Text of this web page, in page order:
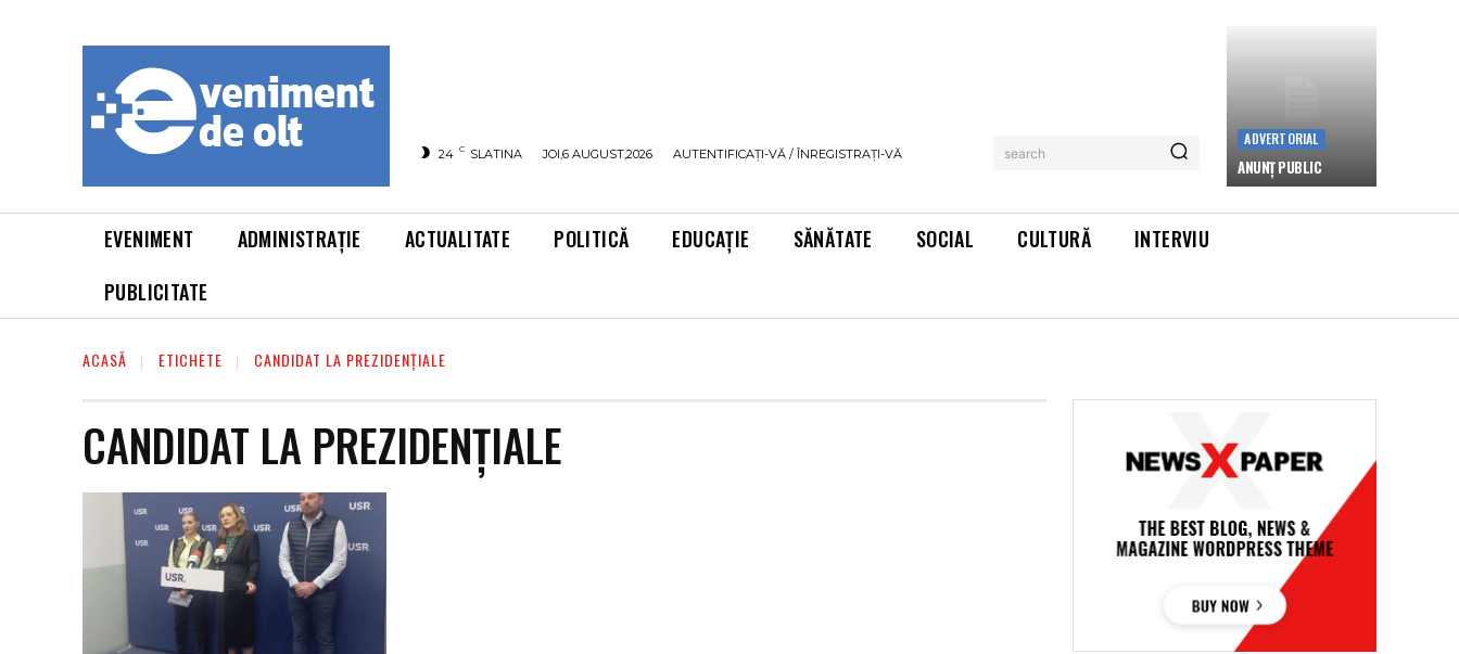
24 C SLATINA JOI,6 AUGUST,2026 AUTENTIFICAȚI-VĂ / ÎNREGISTRAȚI-VĂ search
ADVERTORIAL
ANUNȚ PUBLIC
EVENIMENT ADMINISTRAȚIE ACTUALITATE POLITICĂ EDUCAȚIE SĂNĂTATE SOCIAL CULTURĂ
INTERVIU
PUBLICITATE
ACASĂ ETICHETE CANDIDAT LA PREZIDENȚIALE
CANDIDAT LA PREZIDENȚIALE